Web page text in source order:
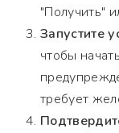
"Получить"
Запустите
чтобы
требует